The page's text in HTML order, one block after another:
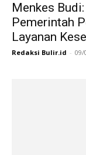
Menkes
Pemerintah
Layanan
Redaksi Bulir.id - 09/